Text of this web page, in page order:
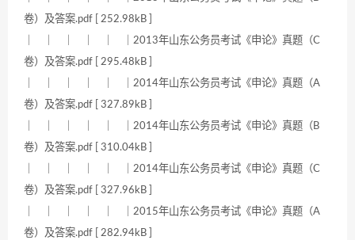
卷）及答案.pdf [ 252.98kB ]
｜ ｜ ｜ ｜ ｜ ｜2013年山东公务员考试《申论》真题（C
卷）及答案.pdf [ 295.48kB ]
｜ ｜ ｜ ｜ ｜ ｜2014年山东公务员考试《申论》真题（A
卷）及答案.pdf [ 327.89kB ]
｜ ｜ ｜ ｜ ｜ ｜2014年山东公务员考试《申论》真题（B
卷）及答案.pdf [ 310.04kB ]
｜ ｜ ｜ ｜ ｜ ｜2014年山东公务员考试《申论》真题（C
卷）及答案.pdf [ 327.96kB ]
｜ ｜ ｜ ｜ ｜ ｜2015年山东公务员考试《申论》真题（A
卷）及答案.pdf [ 282.94kB ]